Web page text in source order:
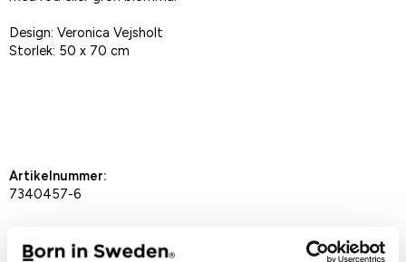
Design: Veronica Vejsholt
Storlek: 50 x 70 cm
Artikelnummer:
7340457-6
Rekommenderade tillbehör till